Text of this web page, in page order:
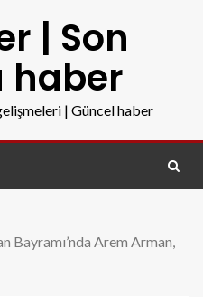
| Son
haber
| Güncel haber
Bayramı’nda Arem Arman,